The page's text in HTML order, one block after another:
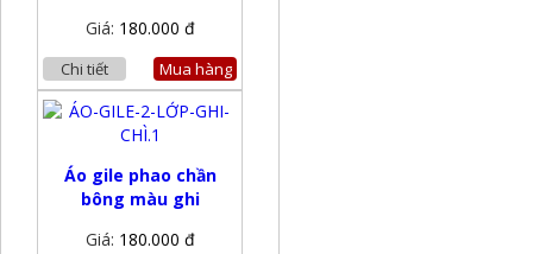
Giá: 180.000 đ
Chi tiết Mua hàng
Áo gile phao chần
bông màu ghi
Giá: 180.000 đ